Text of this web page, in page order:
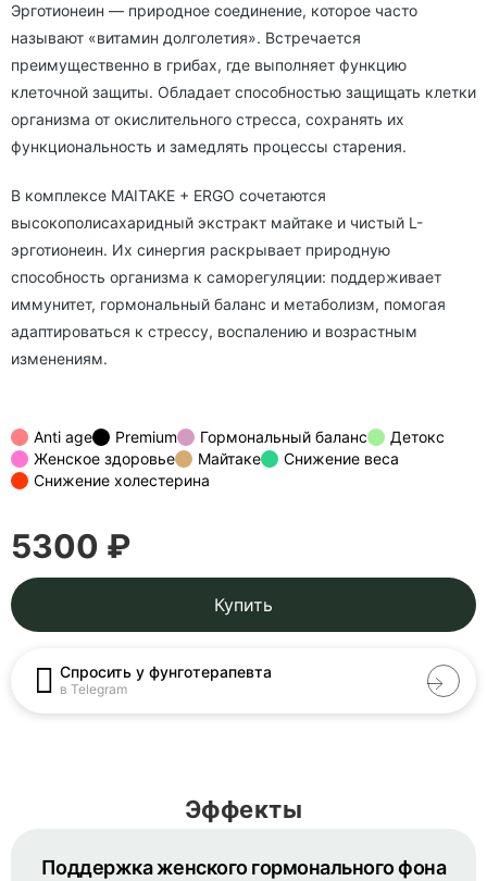
Эрготионеин — природное соединение, которое часто
называют «витамин долголетия». Встречается
преимущественно в грибах, где выполняет функцию
клеточной защиты. Обладает способностью защищать клетки
организма от окислительного стресса, сохранять их
функциональность и замедлять процессы старения.
В комплексе MAITAKE + ERGO сочетаются
высокополисахаридный экстракт майтаке и чистый L-
эрготионеин. Их синергия раскрывает природную
способность организма к саморегуляции: поддерживает
иммунитет, гормональный баланс и метаболизм, помогая
адаптироваться к стрессу, воспалению и возрастным
изменениям.
Anti age Premium Гормональный баланс
Детокс
Женское здоровье
Майтаке
Снижение веса
Снижение холестерина
5300 ₽
Купить
Спросить у фунготерапевта
в Telegram
Эффекты
Поддержка женского гормонального фона